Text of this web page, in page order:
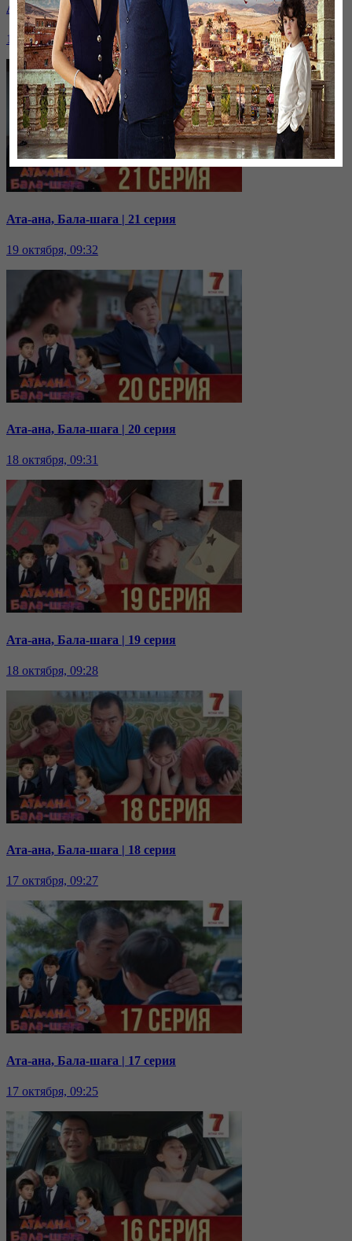
Ата-ана, Бала-шаға | 22 серия
19 октября, 09:35
Ата-ана, Бала-шаға | 21 серия
19 октября, 09:32
Ата-ана, Бала-шаға | 20 серия
18 октября, 09:31
Ата-ана, Бала-шаға | 19 серия
18 октября, 09:28
Ата-ана, Бала-шаға | 18 серия
17 октября, 09:27
Ата-ана, Бала-шаға | 17 серия
17 октября, 09:25